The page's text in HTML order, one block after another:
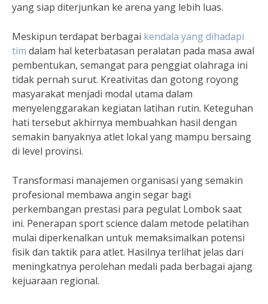
yang siap diterjunkan ke arena yang lebih luas.
Meskipun terdapat berbagai kendala yang dihadapi
tim dalam hal keterbatasan peralatan pada masa awal
pembentukan, semangat para penggiat olahraga ini
tidak pernah surut. Kreativitas dan gotong royong
masyarakat menjadi modal utama dalam
menyelenggarakan kegiatan latihan rutin. Keteguhan
hati tersebut akhirnya membuahkan hasil dengan
semakin banyaknya atlet lokal yang mampu bersaing
di level provinsi.
Transformasi manajemen organisasi yang semakin
profesional membawa angin segar bagi
perkembangan prestasi para pegulat Lombok saat
ini. Penerapan sport science dalam metode pelatihan
mulai diperkenalkan untuk memaksimalkan potensi
fisik dan taktik para atlet. Hasilnya terlihat jelas dari
meningkatnya perolehan medali pada berbagai ajang
kejuaraan regional.